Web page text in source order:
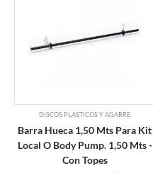
DISCOS PLASTICOS Y AGARRE
Barra Hueca 1,50 Mts Para Kit
Local O Body Pump. 1,50 Mts -
Con Topes